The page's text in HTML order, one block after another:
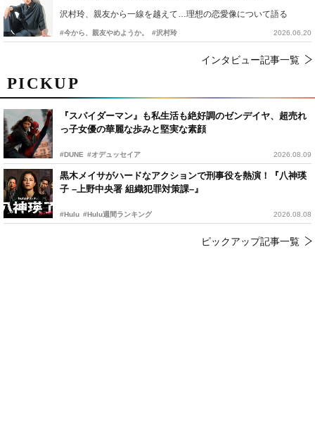
PICKUP
『スパイダーマン』も私生活も絶好調のゼンデイヤ、超売れ
っ子女優の華麗な歩みと堅実な素顔
#DUNE #オデュッセイア 2026.08.09
黒木メイサがハードなアクションで刑事役を熱演！『八神瑛
子 –上野中央署 組織犯罪対策課–』
#Hulu #Hulu週間ランキング 2026.08.08
ピックアップ記事一覧
沢村玲、親友から一線を越えて…理想の恋愛像について語る
#今から、親友やめようか。 #沢村玲 2026.06.20
インタビュー記事一覧